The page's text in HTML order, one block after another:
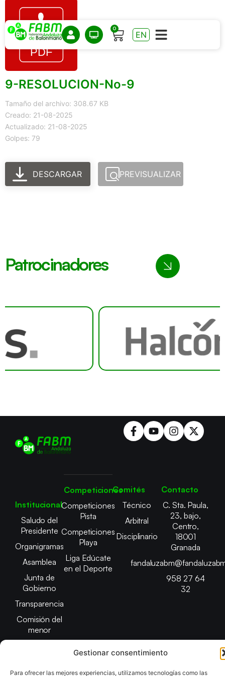
Gestionar consentimiento
Para ofrecer las mejores experiencias, utilizamos tecnologías como las
0
EN
9-RESOLUCION-No-9
Tamaño del archivo: 308.67 KB
Creado: 21-08-2025
Actualizado: 21-08-2025
Golpes: 79
DESCARGAR PREVISUALIZAR
Patrocinadores
Institucional
Saludo del
Presidente
Organigramas
Asamblea
Junta de
Gobierno
Transparencia
Comisión del
menor
Competiciones
Competiciones
Pista
Competiciones
Playa
Liga Edúcate
en el Deporte
Comités
Técnico
Arbitral
Disciplinario
Contacto
C. Sta. Paula,
23, bajo,
Centro,
18001
Granada
958 27 64
32